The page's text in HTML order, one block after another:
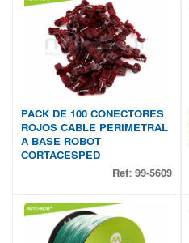
PACK DE 100 CONECTORES
ROJOS CABLE PERIMETRAL
A BASE ROBOT
CORTACESPED
Ref: 99-5609